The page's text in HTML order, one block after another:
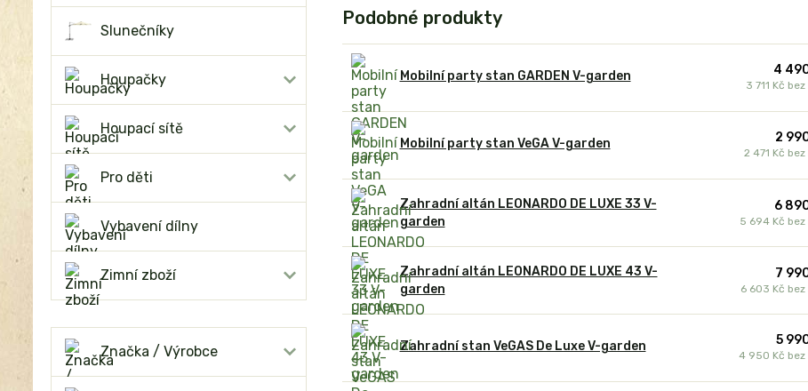
Slunečníky
Houpačky
Houpací sítě
Pro děti
Vybavení dílny
Zimní zboží
Značka / Výrobce
Podobné produkty
Mobilní party stan GARDEN V-garden 4
3 711 Kč bez
Mobilní party stan VeGA V-garden 2
2 471 Kč bez
Zahradní altán LEONARDO DE LUXE 33 V-
garden
6
5 694 Kč bez
Zahradní altán LEONARDO DE LUXE 43 V-
garden
7
6 603 Kč bez
Zahradní stan VeGAS De Luxe V-garden 5
4 950 Kč bez